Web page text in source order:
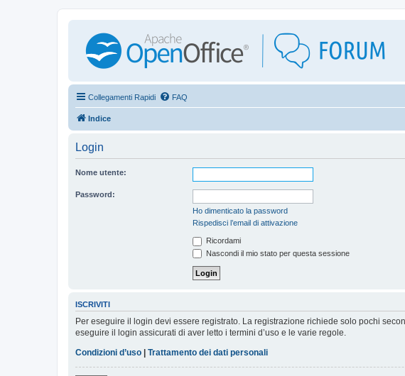
Collegamenti Rapidi FAQ
Indice
Login
Nome utente:
Password:
Ho dimenticato la password
Rispedisci l’email di attivazione
Ricordami
Nascondi il mio stato per questa sessione
ISCRIVITI
Per eseguire il login devi essere registrato. La registrazione richiede solo pochi
eseguire il login assicurati di aver letto i termini d’uso e le varie regole.
Condizioni d’uso | Trattamento dei dati personali